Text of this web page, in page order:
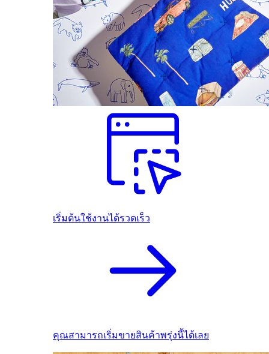
เริ่มต้นใช้งานได้รวดเร็ว
คุณสามารถเริ่มขายสินค้าพรุ่งนี้ได้เลย